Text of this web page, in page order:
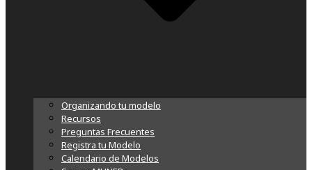
Organizando tu modelo
Recursos
Preguntas Frecuentes
Registra tu Modelo
Calendario de Modelos